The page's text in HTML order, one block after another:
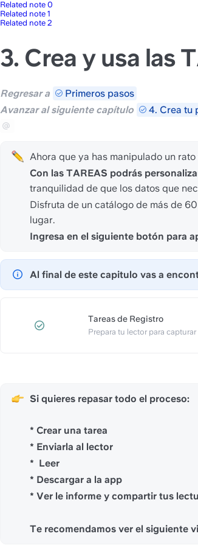
Related note 0
Related note 1
Related note 2
3. Crea y usa las
Regresar a
Primeros pasos
Avanzar al siguiente capítulo
4. Crea tu
Ahora que ya has manipulado un
Con las TAREAS podrás
tranquilidad de que los datos que
Disfruta de un catálogo de más de
lugar.
Ingresa en el siguiente botón para
Al final de este capitulo vas a
Tareas de Registro
Prepara tu lector para
Si quieres repasar todo el proceso:
* Crear una tarea
* Enviarla al lector
*  Leer
* Descargar a la app
* Ver le informe y compartir tus
Te recomendamos ver el siguiente